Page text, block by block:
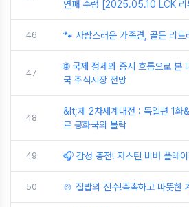
연패 수렁 [2025.05.10 LCK 리
46 🐾 사랑스러운 가족견, 골든 리트
47
🌐 국제 정세와 증시 흐름으로
국 주식시장 전망
48
&lt;제 2차세계대전 : 독일편 1
르 공화국의 몰락
49 🎧 감성 충전! 저스틴 비버 플레
50 🍲 집밥의 진수!촉촉하고 따뜻한